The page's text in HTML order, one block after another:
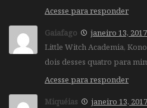
Acesse para responder
Gaiafago
janeiro 13,
Little Witch Academia,
dois desses quatro para
Acesse para responder
Miquéias
janeiro 13,